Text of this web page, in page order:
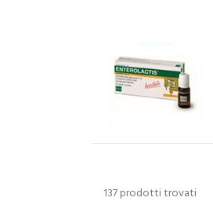
137 prodotti trovati